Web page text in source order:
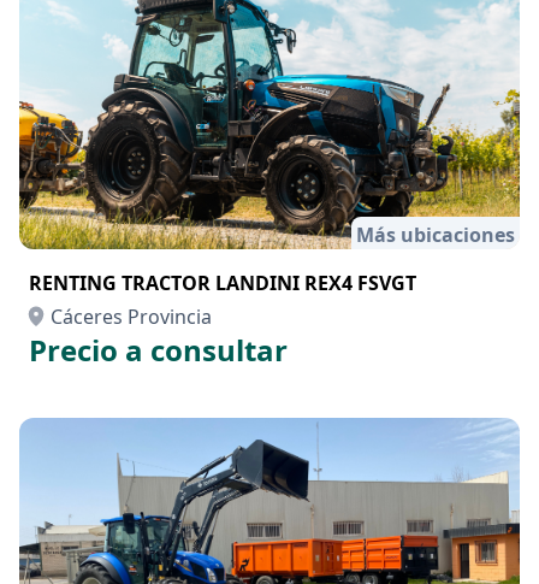
Más ubicaciones
RENTING TRACTOR LANDINI REX4 FSVGT
Cáceres Provincia
Precio a consultar